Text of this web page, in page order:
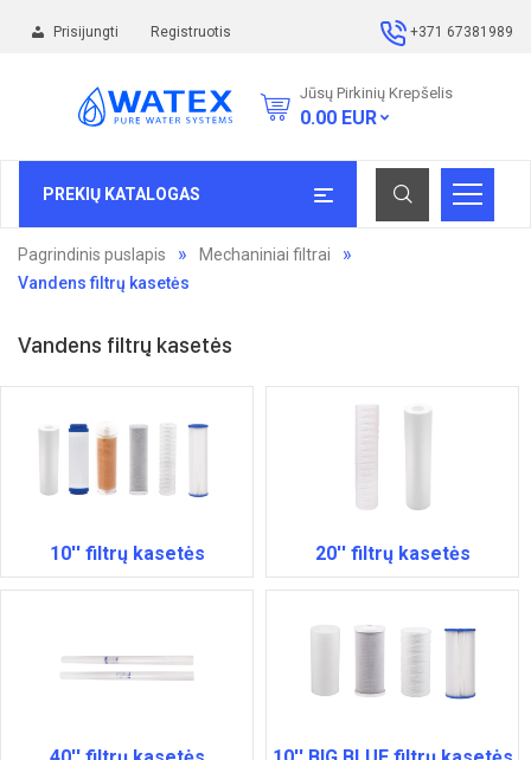
Prisijungti Registruotis +371 67381989
Jūsų Pirkinių Krepšelis
0.00 EUR
PREKIŲ KATALOGAS
Pagrindinis puslapis
Mechaniniai filtrai
Vandens filtrų kasetės
Vandens filtrų kasetės
10'' filtrų kasetės 20'' filtrų kasetės